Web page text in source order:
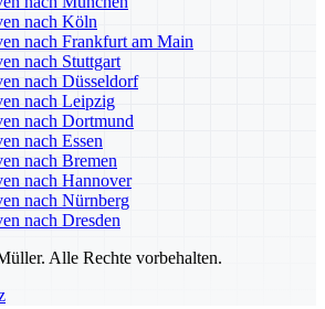
nach Köln
nach Frankfurt am Main
nach Stuttgart
nach Düsseldorf
nach Leipzig
nach Dortmund
nach Essen
nach Bremen
nach Hannover
nach Nürnberg
nach Dresden
Alle Rechte vorbehalten.